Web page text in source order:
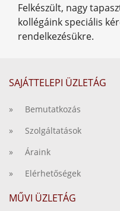
Felkészült, nagy
kollégáink speciális
rendelkezésükre.
SAJÁTTELEPI ÜZLETÁG
» Bemutatkozás
» Szolgáltatások
» Áraink
» Elérhetőségek
MŰVI ÜZLETÁG